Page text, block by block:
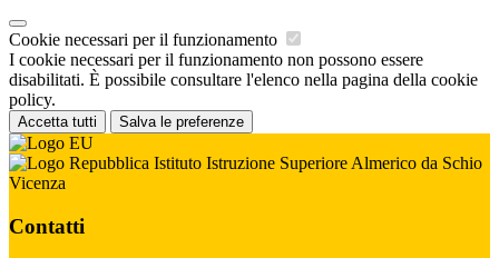
Cookie necessari per il funzionamento
I cookie necessari per il funzionamento non possono essere
disabilitati. È possibile consultare l'elenco nella pagina della cookie
policy.
Accetta tutti Salva le preferenze
Istituto Istruzione Superiore Almerico da Schio
Vicenza
Contatti